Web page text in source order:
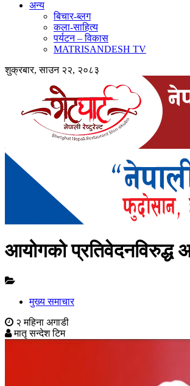
अन्य
बिचार-ब्लग
कला-साहित्य
पर्यटन – विकास
MATRISANDESH TV
शुक्रबार, साउन २२, २०८३
आयोगको प्रतिवेदनविरुद्ध
मुख्य समाचार
२ महिना अगाडी
मातृ सन्देश टिम